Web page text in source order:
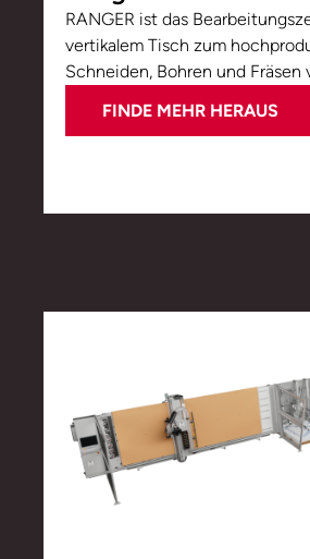
RANGER ist das
vertikalem Tisch zum
Schneiden, Bohren und Fräsen
FINDE MEHR HERAUS